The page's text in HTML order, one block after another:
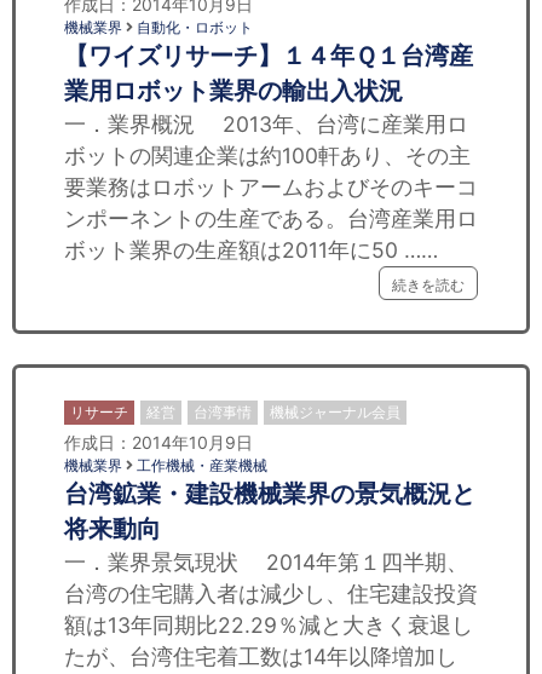
作成日：2014年10月9日
機械業界 自動化・ロボット
【ワイズリサーチ】１４年Ｑ１台湾産
業用ロボット業界の輸出入状況
一．業界概況 2013年、台湾に産業用ロ
ボットの関連企業は約100軒あり、その主
要業務はロボットアームおよびそのキーコ
ンポーネントの生産である。台湾産業用ロ
ボット業界の生産額は2011年に50 ……
続きを読む
リサーチ 経営 台湾事情 機械ジャーナル会員
作成日：2014年10月9日
機械業界 工作機械・産業機械
台湾鉱業・建設機械業界の景気概況と
将来動向
一．業界景気現状 2014年第１四半期、
台湾の住宅購入者は減少し、住宅建設投資
額は13年同期比22.29％減と大きく衰退し
たが、台湾住宅着工数は14年以降増加し